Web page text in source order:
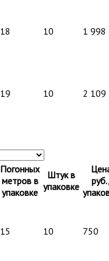
18 10 1 998
19 10 2 109
Погонных
метров в
упаковке
Штук в
упаковке
15 10 750